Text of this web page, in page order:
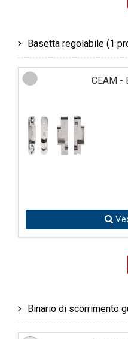
Basetta regolabile (1
CEAM -
Binario di scorrimento